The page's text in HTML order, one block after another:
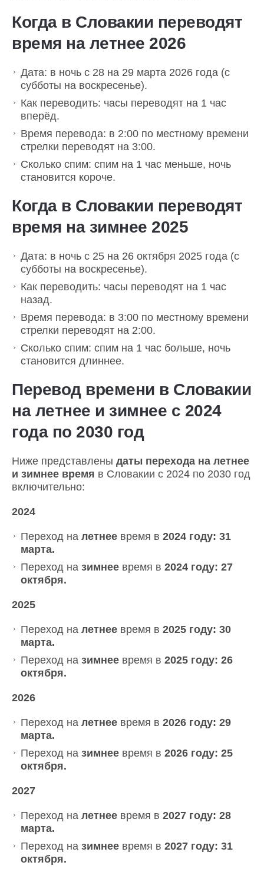
Когда в Словакии переводят
время на летнее 2026
Дата: в ночь с 28 на 29 марта 2026 года (с
субботы на воскресенье).
Как переводить: часы переводят на 1 час
вперёд.
Время перевода: в 2:00 по местному времени
стрелки переводят на 3:00.
Сколько спим: спим на 1 час меньше, ночь
становится короче.
Когда в Словакии переводят
время на зимнее 2025
Дата: в ночь с 25 на 26 октября 2025 года (с
субботы на воскресенье).
Как переводить: часы переводят на 1 час
назад.
Время перевода: в 3:00 по местному времени
стрелки переводят на 2:00.
Сколько спим: спим на 1 час больше, ночь
становится длиннее.
Перевод времени в Словакии
на летнее и зимнее с 2024
года по 2030 год
Ниже представлены даты перехода на летнее
и зимнее время в Словакии с 2024 по 2030 год
включительно:
2024
Переход на летнее время в 2024 году: 31
марта.
Переход на зимнее время в 2024 году: 27
октября.
2025
Переход на летнее время в 2025 году: 30
марта.
Переход на зимнее время в 2025 году: 26
октября.
2026
Переход на летнее время в 2026 году: 29
марта.
Переход на зимнее время в 2026 году: 25
октября.
2027
Переход на летнее время в 2027 году: 28
марта.
Переход на зимнее время в 2027 году: 31
октября.